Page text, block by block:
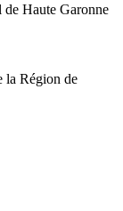
de Haute Garonne
la Région de